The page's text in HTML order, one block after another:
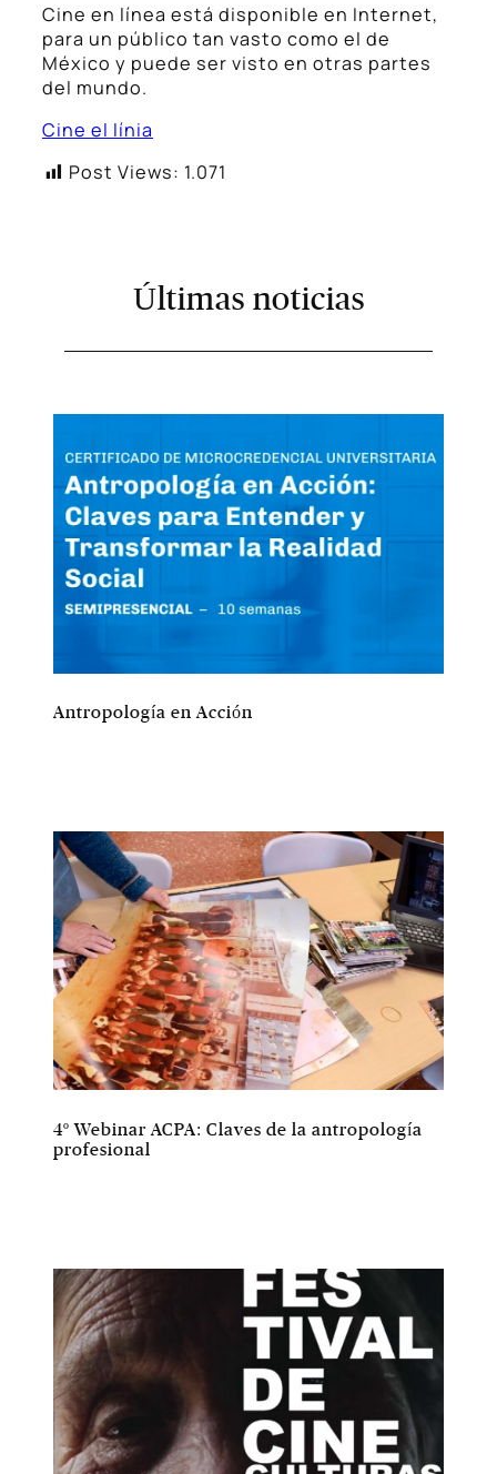
Cine en línea está disponible en Internet,
para un público tan vasto como el de
México y puede ser visto en otras partes
del mundo.
Cine el línia
Post Views: 1.071
Últimas noticias
Antropología en Acción
4º Webinar ACPA: Claves de la antropología
profesional